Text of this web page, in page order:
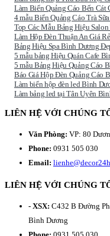
Làm Biển Quảng Cáo Bến Cát
4 mẫu Biển Quảng Cáo Trà
Top Các Mẫu Bảng Hiệu
Làm Hộp Đèn Thuận An Giá
Bảng Hiệu Spa Bình Dương
5 mẫu bảng Hiệu Quán Cafe
5 mẫu Bảng Hiệu Quảng Cáo
Báo Giá Hộp Đèn Quảng Cáo
Làm biển hộp đèn led Bình
Làm bảng led tại Tân Uyên
LIÊN HỆ VỚI CHÚNG
Văn Phòng: VP: 80
Phone: 0931 505 030
Email:
LIÊN HỆ VỚI CHÚNG
- XSX: C432 B Đường
Bình Dương